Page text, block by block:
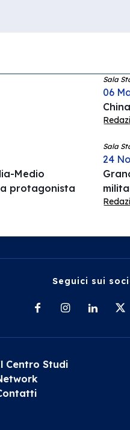
Sala
06
Medio
protagonista
Sala
24
Seguici sui
Centro Studi